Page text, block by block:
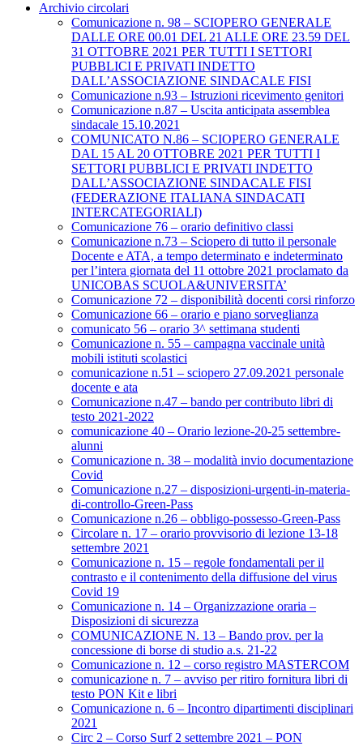
Archivio circolari
Comunicazione n. 98 – SCIOPERO GENERALE
DALLE ORE 00.01 DEL 21 ALLE ORE 23.59 DEL
31 OTTOBRE 2021 PER TUTTI I SETTORI
PUBBLICI E PRIVATI INDETTO
DALL’ASSOCIAZIONE SINDACALE FISI
Comunicazione n.93 – Istruzioni ricevimento genitori
Comunicazione n.87 – Uscita anticipata assemblea
sindacale 15.10.2021
COMUNICATO N.86 – SCIOPERO GENERALE
DAL 15 AL 20 OTTOBRE 2021 PER TUTTI I
SETTORI PUBBLICI E PRIVATI INDETTO
DALL’ASSOCIAZIONE SINDACALE FISI
(FEDERAZIONE ITALIANA SINDACATI
INTERCATEGORIALI)
Comunicazione 76 – orario definitivo classi
Comunicazione n.73 – Sciopero di tutto il personale
Docente e ATA, a tempo determinato e indeterminato
per l’intera giornata del 11 ottobre 2021 proclamato da
UNICOBAS SCUOLA&UNIVERSITA’
Comunicazione 72 – disponibilità docenti corsi rinforzo
Comunicazione 66 – orario e piano sorveglianza
comunicato 56 – orario 3^ settimana studenti
Comunicazione n. 55 – campagna vaccinale unità
mobili istituti scolastici
comunicazione n.51 – sciopero 27.09.2021 personale
docente e ata
Comunicazione n.47 – bando per contributo libri di
testo 2021-2022
comunicazione 40 – Orario lezione-20-25 settembre-
alunni
Comunicazione n. 38 – modalità invio documentazione
Covid
Comunicazione n.27 – disposizioni-urgenti-in-materia-
di-controllo-Green-Pass
Comunicazione n.26 – obbligo-possesso-Green-Pass
Circolare n. 17 – orario provvisorio di lezione 13-18
settembre 2021
Comunicazione n. 15 – regole fondamentali per il
contrasto e il contenimento della diffusione del virus
Covid 19
Comunicazione n. 14 – Organizzazione oraria –
Disposizioni di sicurezza
COMUNICAZIONE N. 13 – Bando prov. per la
concessione di borse di studio a.s. 21-22
Comunicazione n. 12 – corso registro MASTERCOM
comunicazione n. 7 – avviso per ritiro fornitura libri di
testo PON Kit e libri
Comunicazione n. 6 – Incontro dipartimenti disciplinari
2021
Circ 2 – Corso Surf 2 settembre 2021 – PON